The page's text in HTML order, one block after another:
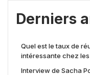
Derniers
Quel est le taux de
intéressante chez les
Interview de Sacha